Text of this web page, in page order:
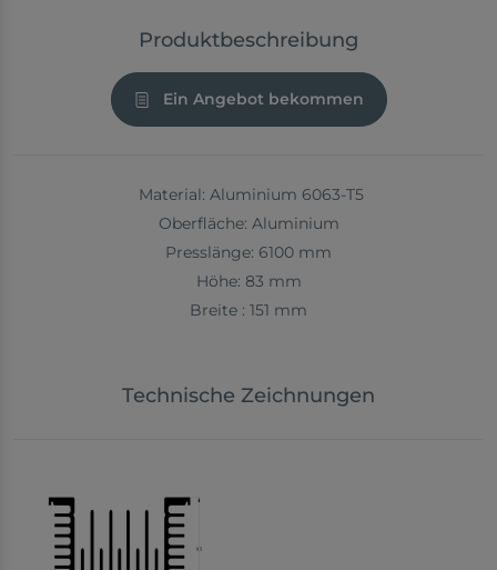
Produktbeschreibung
Ein Angebot bekommen
Material: Aluminium 6063-T5
Oberfläche: Aluminium
Presslänge: 6100 mm
Höhe: 83 mm
Breite : 151 mm
Technische Zeichnungen